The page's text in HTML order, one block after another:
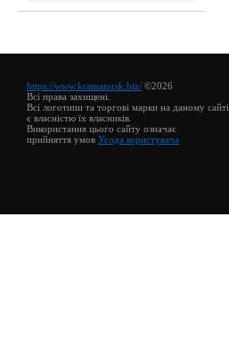
https://www.kramatorsk.biz/ ©2026
Всі права захищені.
Всі логотипи та торгові марки на даному сайті
є власністю їх власників.
Використання цього сайту означає
прийняття умов Угода користувача